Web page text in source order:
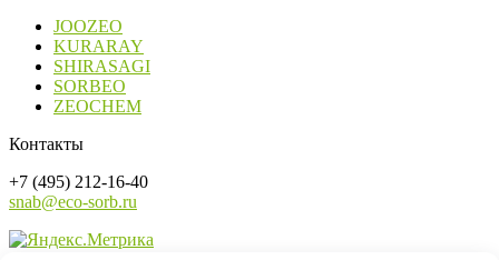
JOOZEO
KURARAY
SHIRASAGI
SORBEO
ZEOCHEM
Контакты
+7 (495) 212-16-40
snab@eco-sorb.ru